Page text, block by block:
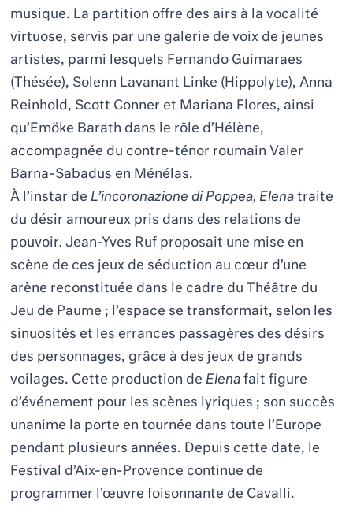
musique. La partition offre des airs à la vocalité
virtuose, servis par une galerie de voix de jeunes
artistes, parmi lesquels Fernando Guimaraes
(Thésée), Solenn Lavanant Linke (Hippolyte), Anna
Reinhold, Scott Conner et Mariana Flores, ainsi
qu’Emöke Barath dans le rôle d’Hélène,
accompagnée du contre-ténor roumain Valer
Barna-Sabadus en Ménélas.
À l’instar de L’incoronazione di Poppea, Elenatraite
du désir amoureux pris dans des relations de
pouvoir.Jean-Yves Ruf proposait une mise en
scène de ces jeux de séduction au cœur d’une
arène reconstituée dans le cadre du Théâtre du
Jeu de Paume ; l’espace se transformait, selon les
sinuosités et les errances passagères des désirs
des personnages, grâce à des jeux de grands
voilages. Cette production de Elena fait figure
d’événement pour les scènes lyriques ; son succès
unanime la porte en tournée dans toute l’Europe
pendant plusieurs années. Depuis cette date, le
Festival d’Aix-en-Provence continue de
programmer l’œuvre foisonnante de Cavalli.